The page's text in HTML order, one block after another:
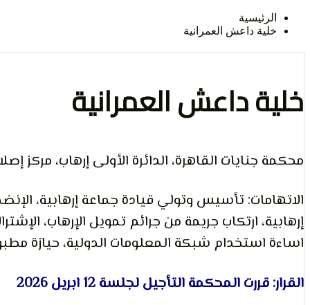
الرئيسية
خلية داعش العمرانية
خلية داعش العمرانية
محكمة جنايات القاهرة، الدائرة الأولى إرهاب، مركز إصلاح
الاتهامات: تأسيس وتولي قيادة جماعة إرهابية،
إرهابية، ارتكاب جريمة من جرائم تمويل الإرهاب،
اساءة استخدام شبكة المعلومات الدولية، حيازة
القرار: قررت المحكمة التأجيل لجلسة 12 ابريل 2026